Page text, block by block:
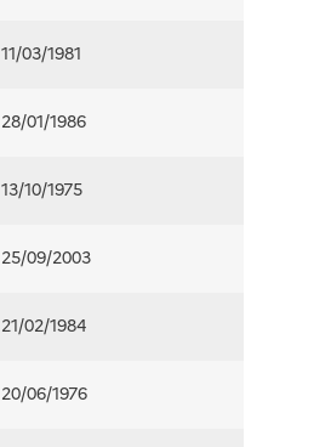
11/03/1981
28/01/1986
13/10/1975
25/09/2003
21/02/1984
20/06/1976